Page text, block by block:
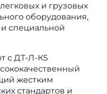
и грузовых
оборудования,
специальной
с ДТ-Л-К5
жестким
стандартов и